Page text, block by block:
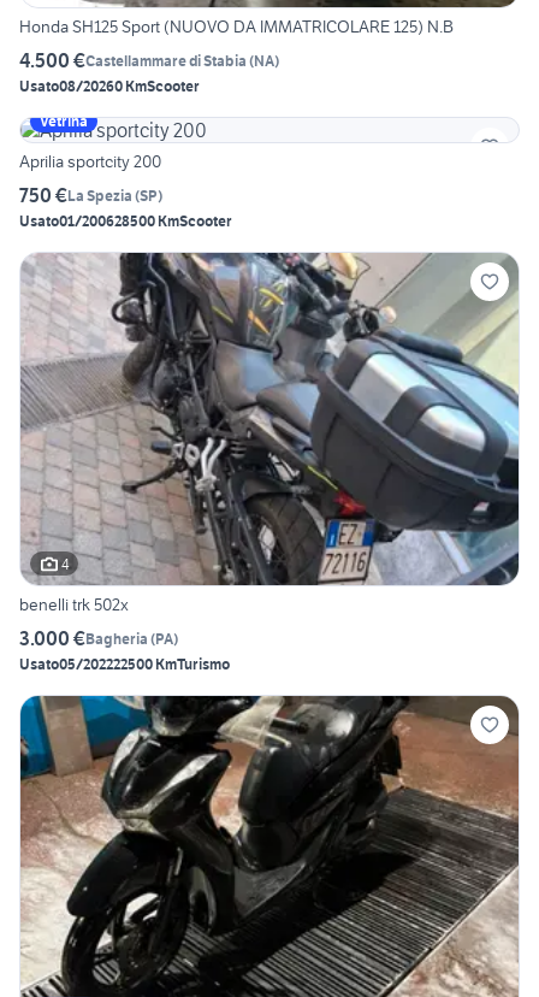
Honda SH125 Sport (NUOVO DA IMMATRICOLARE 125) N.B
4.500 €Castellammare di Stabia (NA)
Usato08/20260 KmScooter
Vetrina
Aprilia sportcity 200
750 €La Spezia (SP)
Usato01/200628500 KmScooter
4
benelli trk 502x
3.000 €Bagheria (PA)
Usato05/202222500 KmTurismo